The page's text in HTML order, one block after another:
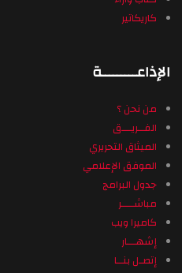
كاريكاتير
الإذاعـــــــــة
من نحن ؟
الفــريـــق
الميثاق التحريري
الموفق الإعلامي
جدول البرامج
مباشــــر
كاميرا ويب
إشهـــار
إتصـل بنــا